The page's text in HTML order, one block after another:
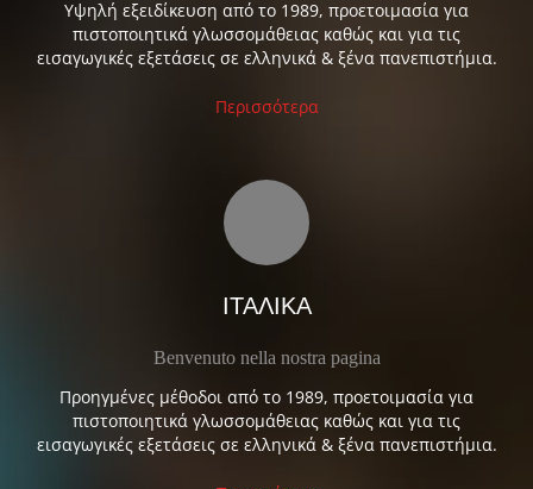
Υψηλή εξειδίκευση από το 1989, προετοιμασία για
πιστοποιητικά γλωσσομάθειας καθώς και για τις
εισαγωγικές εξετάσεις σε ελληνικά & ξένα πανεπιστήμια.
Περισσότερα
ΙΤΑΛΙΚΑ
Benvenuto nella nostra pagina
Προηγμένες μέθοδοι από το 1989, προετοιμασία για
πιστοποιητικά γλωσσομάθειας καθώς και για τις
εισαγωγικές εξετάσεις σε ελληνικά & ξένα πανεπιστήμια.